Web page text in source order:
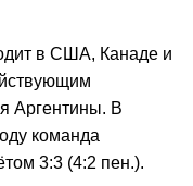
в США, Канаде и
Аргентины. В
команда
3:3 (4:2 пен.).